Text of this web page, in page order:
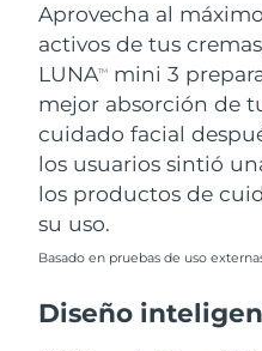
Aprovecha al
activos de tus
LUNATM
mini 3
mejor absorción de
cuidado facial
los usuarios sintió
los productos de
su uso.
Basado en pruebas de uso
Diseño